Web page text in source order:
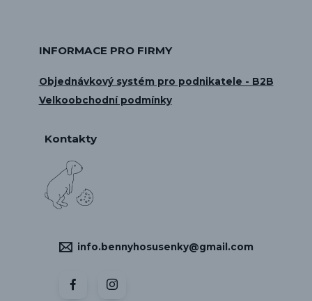
INFORMACE PRO FIRMY
Objednávkový systém pro podnikatele - B2B
Velkoobchodní podmínky
Kontakty
info.bennyhosusenky@gmail.com